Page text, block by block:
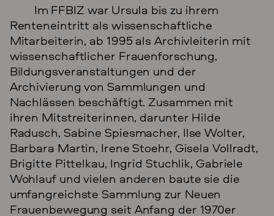
Im FFBIZ war Ursula bis zu ihrem
Renteneintritt als wissenschaftliche
Mitarbeiterin, ab 1995 als Archivleiterin mit
wissenschaftlicher Frauenforschung,
Bildungsveranstaltungen und der
Archivierung von Sammlungen und
Nachlässen beschäftigt. Zusammen mit
ihren Mitstreiterinnen, darunter Hilde
Radusch, Sabine Spiesmacher, Ilse Wolter,
Barbara Martin, Irene Stoehr, Gisela Vollradt,
Brigitte Pittelkau, Ingrid Stuchlik, Gabriele
Wohlauf und vielen anderen baute sie die
umfangreichste Sammlung zur Neuen
Frauenbewegung seit Anfang der 1970er